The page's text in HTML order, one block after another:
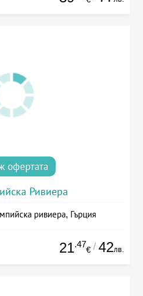
офертата
Ривиера
ривиера, Гърция
21.47
€ / 42лв.